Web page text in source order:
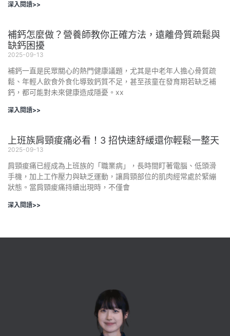
深入閱讀>>
補鈣怎麼做？營養師教你正確方法，遠離骨質疏鬆與
缺鈣困擾
2025-09-13
補鈣一直是民眾關心的熱門健康議題，尤其是中老年人擔心骨質疏
鬆、年輕人飲食外食化導致鈣質不足，甚至孩童在發育期若缺乏補
鈣，都可能對未來健康造成隱憂。xx
深入閱讀>>
上班族肩頸痠痛必看！3 招快速舒緩還你輕鬆一整天
2025-09-13
肩頸痠痛已經成為上班族的「職業病」，長時間盯著電腦、低頭滑
手機，加上工作壓力與缺乏運動，讓肩頸部位的肌肉經常處於緊繃
狀態。當肩頸痠痛持續出現時，不僅會
深入閱讀>>